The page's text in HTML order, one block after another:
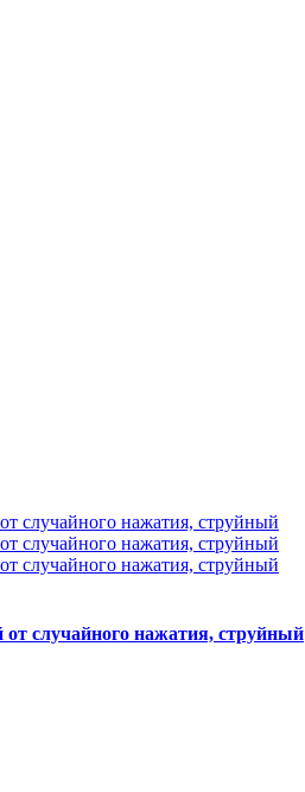
случайного нажатия, струйный